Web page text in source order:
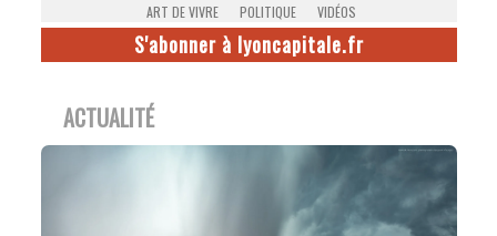
ART DE VIVRE
POLITIQUE VIDÉOS
S'abonner à lyoncapitale.fr
ACTUALITÉ